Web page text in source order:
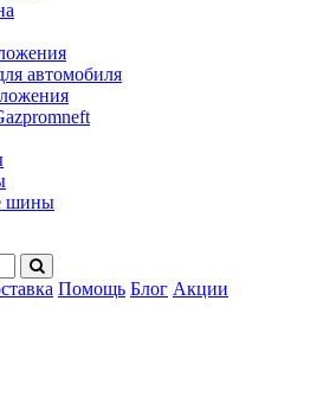
автомобиля
шины
Помощь Блог Акции